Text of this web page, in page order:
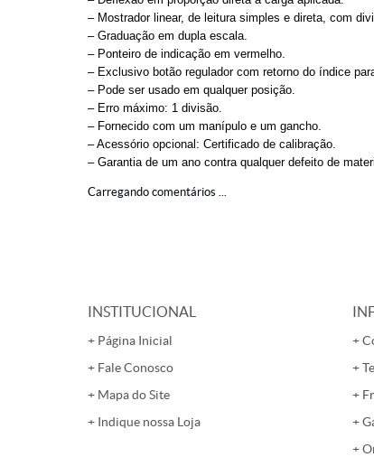
– Mostrador linear, de leitura simples e direta, com
– Graduação em dupla escala.
– Ponteiro de indicação em vermelho.
– Exclusivo botão regulador com retorno do índice
– Pode ser usado em qualquer posição.
– Erro máximo: 1 divisão.
– Fornecido com um manípulo e um gancho.
– Acessório opcional: Certificado de calibração.
– Garantia de um ano contra qualquer defeito de
Carregando comentários ...
INSTITUCIONAL
Página Inicial
Fale Conosco
Mapa do Site
Indique nossa Loja